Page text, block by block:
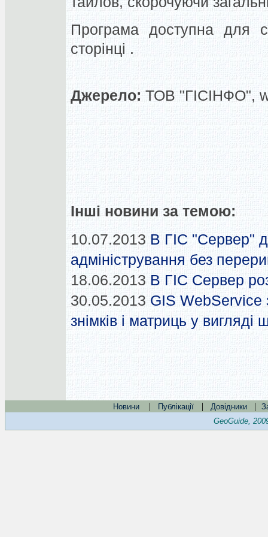
Програма доступна для
сторінці .
Джерело: ТОВ "ГІСІНФО",
Інші новини за темою:
10.07.2013 В ГІС "Сервер"
адміністрування без
18.06.2013 В ГІС Сервер
30.05.2013 GIS WebService
знімків і матриць у
Новини | Публікації | Довідники |
GeoGuide,